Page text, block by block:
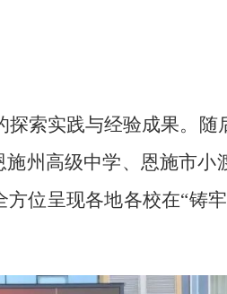
索实践与经验成果。随
州高级中学、恩施市小
位呈现各地各校在“铸牢